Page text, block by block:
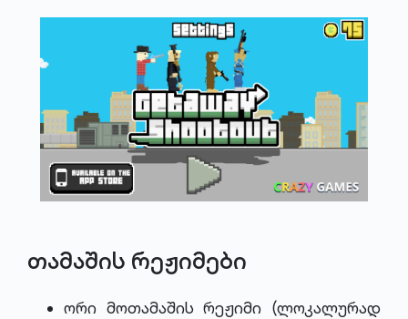
თამაშის რეჟიმები
ორი მოთამაშის რეჟიმი (ლოკალურად